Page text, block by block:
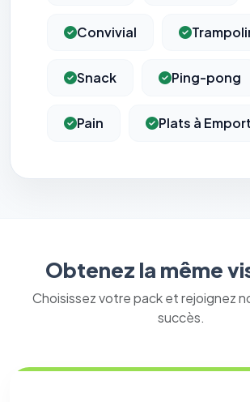
Convivial
Snack Ping-pong
Pain Plats à
Obtenez la même
Choisissez votre pack et rejoignez
succès.